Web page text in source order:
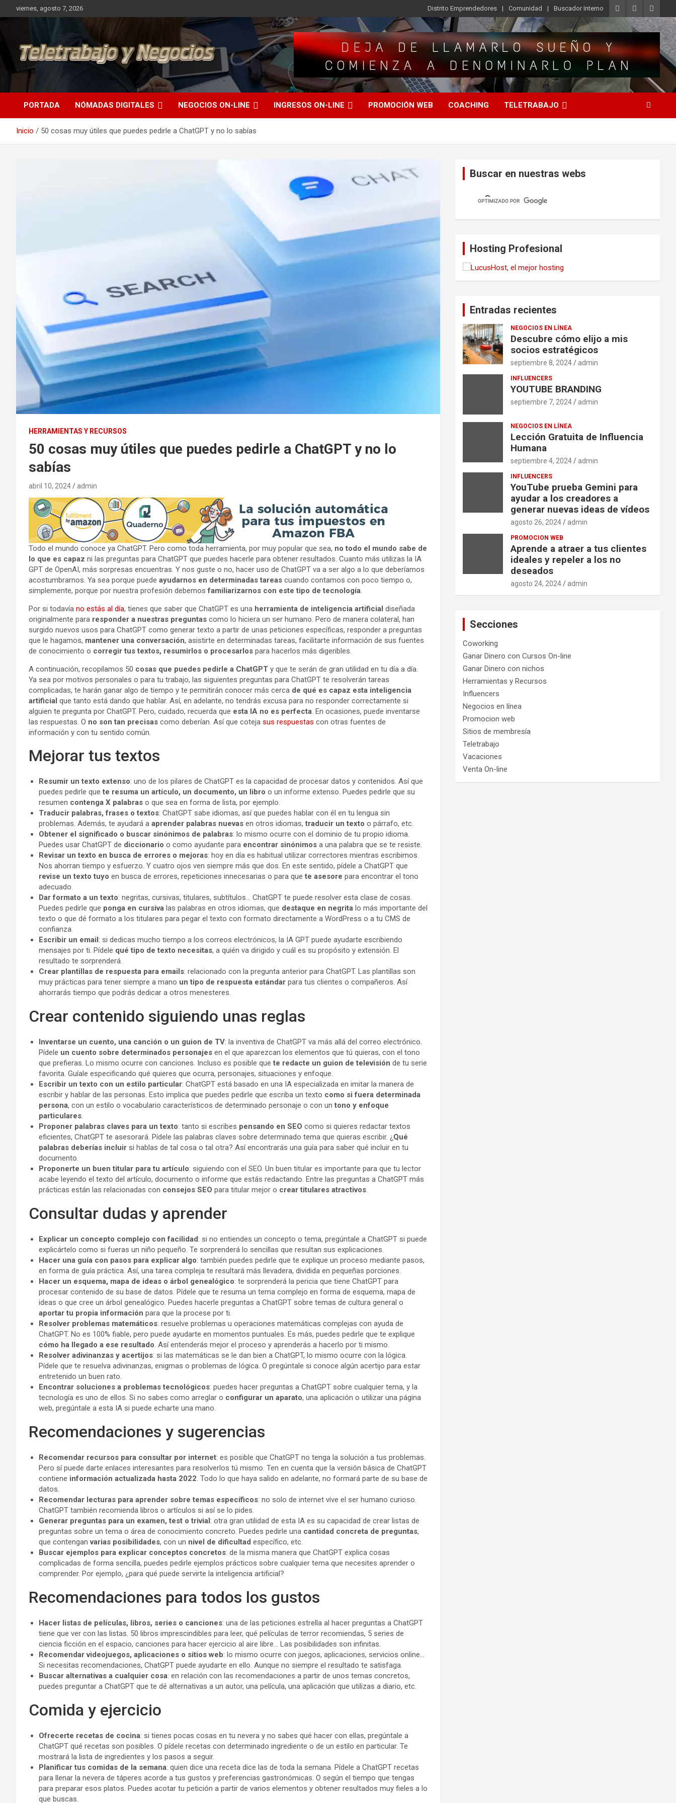
al
viernes, agosto 7, 2026 Distrito Emprendedores Comunidad Buscador Interno
Teletrabajo y Negocios
Una iniciativa de Jose Manuel Fuentes Prieto
PORTADA NÓMADAS DIGITALES NEGOCIOS ON-LINE INGRESOS ON-LINE PROMOCIÓN WEB COACHING TELETRABAJO
Inicio 50 cosas muy útiles que puedes pedirle a ChatGPT y no lo sabías
HERRAMIENTAS Y RECURSOS
50 cosas muy útiles que puedes pedirle a ChatGPT y no lo
sabías
abril 10, 2024 admin
Todo el mundo conoce ya ChatGPT. Pero como toda herramienta, por muy popular que sea, no todo el mundo sabe de
lo que es capaz ni las preguntas para ChatGPT que puedes hacerle para obtener resultados. Cuanto más utilizas la IA
GPT de OpenAI, más sorpresas encuentras. Y nos guste o no, hacer uso de ChatGPT va a ser algo a lo que deberíamos
acostumbrarnos. Ya sea porque puede ayudarnos en determinadas tareas cuando contamos con poco tiempo o,
simplemente, porque por nuestra profesión debemosfamiliarizarnos con este tipo de tecnología.
Por si todavía no estás al día, tienes que saber que ChatGPT es una herramienta de inteligencia artificial diseñada
originalmente para responder a nuestras preguntas como lo hiciera un ser humano. Pero de manera colateral, han
surgido nuevos usos para ChatGPT como generar texto a partir de unas peticiones específicas, responder a preguntas
que le hagamos, mantener una conversación, asistirte en determinadas tareas, facilitarte información de sus fuentes
de conocimiento o corregir tus textos, resumirlos o procesarlos para hacerlos más digeribles.
A continuación, recopilamos 50 cosas que puedes pedirle a ChatGPT y que te serán de gran utilidad en tu día a día.
Ya sea por motivos personales o para tu trabajo, las siguientes preguntas para ChatGPT te resolverán tareas
complicadas, te harán ganar algo de tiempo y te permitirán conocer más cerca de qué es capaz esta inteligencia
artificial que tanto está dando que hablar. Así, en adelante, no tendrás excusa para no responder correctamente si
alguien te pregunta por ChatGPT. Pero, cuidado, recuerda que esta IA no es perfecta. En ocasiones, puede inventarse
las respuestas. O no son tan precisas como deberían. Así que coteja sus respuestas con otras fuentes de
información y con tu sentido común.
Mejorar tus textos
Resumir un texto extenso: uno de los pilares de ChatGPT es la capacidad de procesar datos y contenidos. Así que
puedes pedirle quete resuma un artículo, un documento, un libro o un informe extenso. Puedes pedirle que su
resumen contenga X palabras o que sea en forma de lista, por ejemplo.
Traducir palabras, frases o textos: ChatGPT sabe idiomas, así que puedes hablar con él en tu lengua sin
problemas. Además, te ayudará a aprender palabras nuevas en otros idiomas,traducir un texto o párrafo, etc.
Obtener el significado o buscar sinónimos de palabras: lo mismo ocurre con el dominio de tu propio idioma.
Puedes usar ChatGPT de diccionario o como ayudante para encontrar sinónimos a una palabra que se te resiste.
Revisar un texto en busca de errores o mejoras: hoy en día es habitual utilizar correctores mientras escribimos.
Nos ahorran tiempo y esfuerzo. Y cuatro ojos ven siempre más que dos. En este sentido, pídele a ChatGPT que
revise un texto tuyo en busca de errores, repeticiones innecesarias o para quete asesore para encontrar el tono
adecuado.
Dar formato a un texto: negritas, cursivas, titulares, subtítulos… ChatGPT te puede resolver esta clase de cosas.
Puedes pedirle que ponga en cursiva las palabras en otros idiomas, que destaque en negrita lo más importante del
texto o que dé formato a los titulares para pegar el texto con formato directamente a WordPress o a tu CMS de
confianza.
Escribir un email: si dedicas mucho tiempo a los correos electrónicos, la IA GPT puede ayudarte escribiendo
mensajes por ti. Pídele qué tipo de texto necesitas, a quién va dirigido y cuál es su propósito y extensión. El
resultado te sorprenderá.
Crear plantillas de respuesta para emails: relacionado con la pregunta anterior para ChatGPT. Las plantillas son
muy prácticas para tener siempre a mano un tipo de respuesta estándar para tus clientes o compañeros. Así
ahorrarás tiempo que podrás dedicar a otros menesteres.
Crear contenido siguiendo unas reglas
Inventarse un cuento, una canción o un guion de TV: la inventiva de ChatGPT va más allá del correo electrónico.
Pídele un cuento sobre determinados personajes en el que aparezcan los elementos que tú quieras, con el tono
que prefieras. Lo mismo ocurre con canciones. Incluso es posible quete redacte un guion de televisión de tu serie
favorita. Guíale especificando qué quieres que ocurra, personajes, situaciones y enfoque.
Escribir un texto con un estilo particular: ChatGPT está basado en una IA especializada en imitar la manera de
escribir y hablar de las personas. Esto implica que puedes pedirle que escriba un texto como si fuera determinada
persona, con un estilo o vocabulario característicos de determinado personaje o con untono y enfoque
particulares.
Proponer palabras claves para un texto: tanto si escribes pensando en SEO como si quieres redactar textos
eficientes, ChatGPT te asesorará. Pídele las palabras claves sobre determinado tema que quieras escribir. ¿ Qué
palabras deberías incluir si hablas de tal cosa o tal otra? Así encontrarás una guía para saber qué incluir en tu
documento.
Proponerte un buen titular para tu artículo: siguiendo con el SEO. Un buen titular es importante para que tu lector
acabe leyendo el texto del artículo, documento o informe que estás redactando. Entre las preguntas a ChatGPT más
prácticas están las relacionadas con consejos SEO para titular mejor o crear titulares atractivos.
Consultar dudas y aprender
Explicar un concepto complejo con facilidad: si no entiendes un concepto o tema, pregúntale a ChatGPT si puede
explicártelo como si fueras un niño pequeño. Te sorprenderá lo sencillas que resultan sus explicaciones.
Hacer una guía con pasos para explicar algo: también puedes pedirle que te explique un proceso mediante pasos,
en forma de guía práctica. Así, una tarea compleja te resultará más llevadera, dividida en pequeñas porciones.
Hacer un esquema, mapa de ideas o árbol genealógico: te sorprenderá la pericia que tiene ChatGPT para
procesar contenido de su base de datos. Pídele que te resuma un tema complejo en forma de esquema, mapa de
ideas o que cree un árbol genealógico. Puedes hacerle preguntas a ChatGPT sobre temas de cultura general o
aportar tu propia información para que la procese por ti.
Resolver problemas matemáticos: resuelve problemas u operaciones matemáticas complejas con ayuda de
ChatGPT. No es 100% fiable, pero puede ayudarte en momentos puntuales. Es más, puedes pedirle que te explique
cómo ha llegado a ese resultado. Así entenderás mejor el proceso y aprenderás a hacerlo por ti mismo.
Resolver adivinanzas y acertijos: si las matemáticas se le dan bien a ChatGPT, lo mismo ocurre con la lógica.
Pídele que te resuelva adivinanzas, enigmas o problemas de lógica. O pregúntale si conoce algún acertijo para estar
entretenido un buen rato.
Encontrar soluciones a problemas tecnológicos: puedes hacer preguntas a ChatGPT sobre cualquier tema, y la
tecnología es uno de ellos. Si no sabes como arreglar o configurar un aparato, una aplicación o utilizar una página
web, pregúntale a esta IA si puede echarte una mano.
Recomendaciones y sugerencias
Recomendar recursos para consultar por internet: es posible que ChatGPT no tenga la solución a tus problemas.
Pero sí puede darte enlaces interesantes para resolverlos tú mismo. Ten en cuenta que la versión básica de ChatGPT
contiene información actualizada hasta 2022. Todo lo que haya salido en adelante, no formará parte de su base de
datos.
Recomendar lecturas para aprender sobre temas específicos: no solo de internet vive el ser humano curioso.
ChatGPT también recomienda libros o artículos si así se lo pides.
Generar preguntas para un examen, test o trivial: otra gran utilidad de esta IA es su capacidad de crear listas de
preguntas sobre un tema o área de conocimiento concreto. Puedes pedirle una cantidad concreta de preguntas,
que contenganvarias posibilidades, con un nivel de dificultad específico, etc.
Buscar ejemplos para explicar conceptos concretos: de la misma manera que ChatGPT explica cosas
complicadas de forma sencilla, puedes pedirle ejemplos prácticos sobre cualquier tema que necesites aprender o
comprender. Por ejemplo, ¿para qué puede servirte la inteligencia artificial?
Recomendaciones para todos los gustos
Hacer listas de películas, libros, series o canciones: una de las peticiones estrella al hacer preguntas a ChatGPT
tiene que ver con las listas. 50 libros imprescindibles para leer, qué películas de terror recomiendas, 5 series de
ciencia ficción en el espacio, canciones para hacer ejercicio al aire libre… Las posibilidades son infinitas.
Recomendar videojuegos, aplicaciones o sitios web: lo mismo ocurre con juegos, aplicaciones, servicios online…
Si necesitas recomendaciones, ChatGPT puede ayudarte en ello. Aunque no siempre el resultado te satisfaga.
Buscar alternativas a cualquier cosa: en relación con las recomendaciones a partir de unos temas concretos,
puedes preguntar a ChatGPT que te dé alternativas a un autor, una película, una aplicación que utilizas a diario, etc.
Comida y ejercicio
Ofrecerte recetas de cocina: si tienes pocas cosas en tu nevera y no sabes qué hacer con ellas, pregúntale a
ChatGPT qué recetas son posibles. O pídele recetas con determinado ingrediente o de un estilo en particular. Te
mostrará la lista de ingredientes y los pasos a seguir.
Planificar tus comidas de la semana: quien dice una receta dice las de toda la semana. Pídele a ChatGPT recetas
para llenar la nevera de táperes acorde a tus gustos y preferencias gastronómicas. O según el tiempo que tengas
para preparar esos platos. Puedes acotar tu petición a partir de varios elementos y obtener resultados muy fieles a lo
que buscas.
Buscar en nuestras webs
Hosting Profesional
Entradas recientes
NEGOCIOS EN LÍNEA
Descubre cómo elijo a mis
socios estratégicos
septiembre 8, 2024 admin
INFLUENCERS
YOUTUBE BRANDING
septiembre 7, 2024 admin
NEGOCIOS EN LÍNEA
Lección Gratuita de Influencia
Humana
septiembre 4, 2024 admin
INFLUENCERS
YouTube prueba Gemini para
ayudar a los creadores a
generar nuevas ideas de vídeos
agosto 26, 2024 admin
PROMOCION WEB
Aprende a atraer a tus clientes
ideales y repeler a los no
deseados
agosto 24, 2024 admin
Secciones
Coworking
Ganar Dinero con Cursos On-line
Ganar Dinero con nichos
Herramientas y Recursos
Influencers
Negocios en línea
Promocion web
Sitios de membresía
Teletrabajo
Vacaciones
Venta On-line